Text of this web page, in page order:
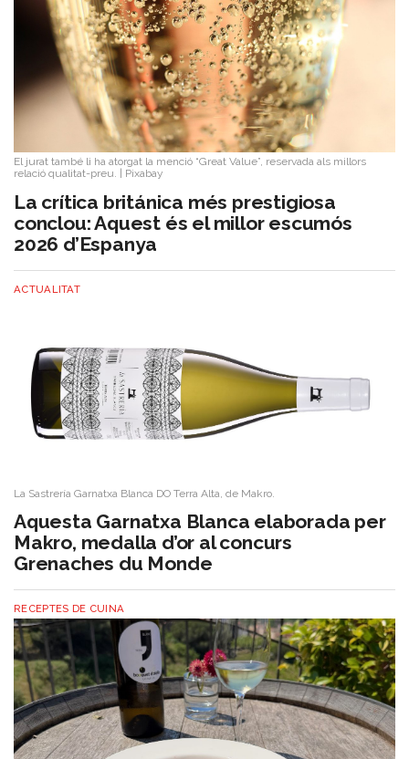
El jurat també li ha atorgat la menció “Great Value”, reservada als millors
relació qualitat-preu.
Pixabay
La crítica británica més prestigiosa
conclou: Aquest és el millor escumós
2026 d’Espanya
ACTUALITAT
La Sastrería Garnatxa Blanca DO Terra Alta, de Makro.
Aquesta Garnatxa Blanca elaborada per
Makro, medalla d’or al concurs
Grenaches du Monde
RECEPTES DE CUINA